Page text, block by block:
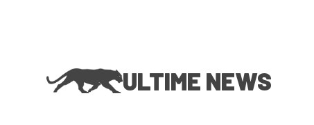
ULTIME NEWS